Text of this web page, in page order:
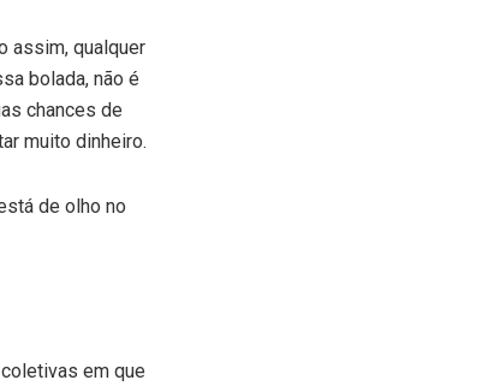
assim, qualquer
bolada, não é
chances de
muito dinheiro.
de olho no
em que